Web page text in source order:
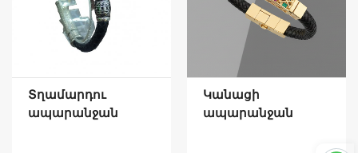
Տղամարդու
ապարանջան
Կանացի
ապարանջան